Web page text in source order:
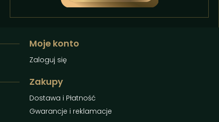
Moje konto
Zaloguj się
Zakupy
Dostawa i Płatność
Gwarancje i reklamacje